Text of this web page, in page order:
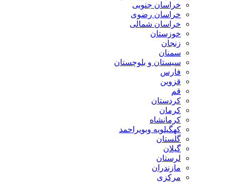
خراسان جنوبی
خراسان رضوی
خراسان شمالی
خوزستان
زنجان
سمنان
سیستان و بلوچستان
فارس
قزوین
قم
کردستان
کرمان
کرمانشاه
کهگیلویه وبویراحمد
گلستان
گیلان
لرستان
مازندران
مرکزی